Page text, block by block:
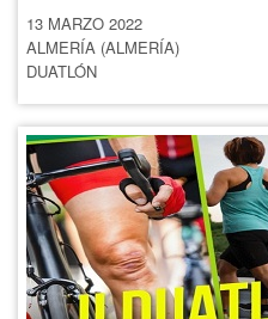
13 MARZO 2022
ALMERÍA (ALMERÍA)
DUATLÓN